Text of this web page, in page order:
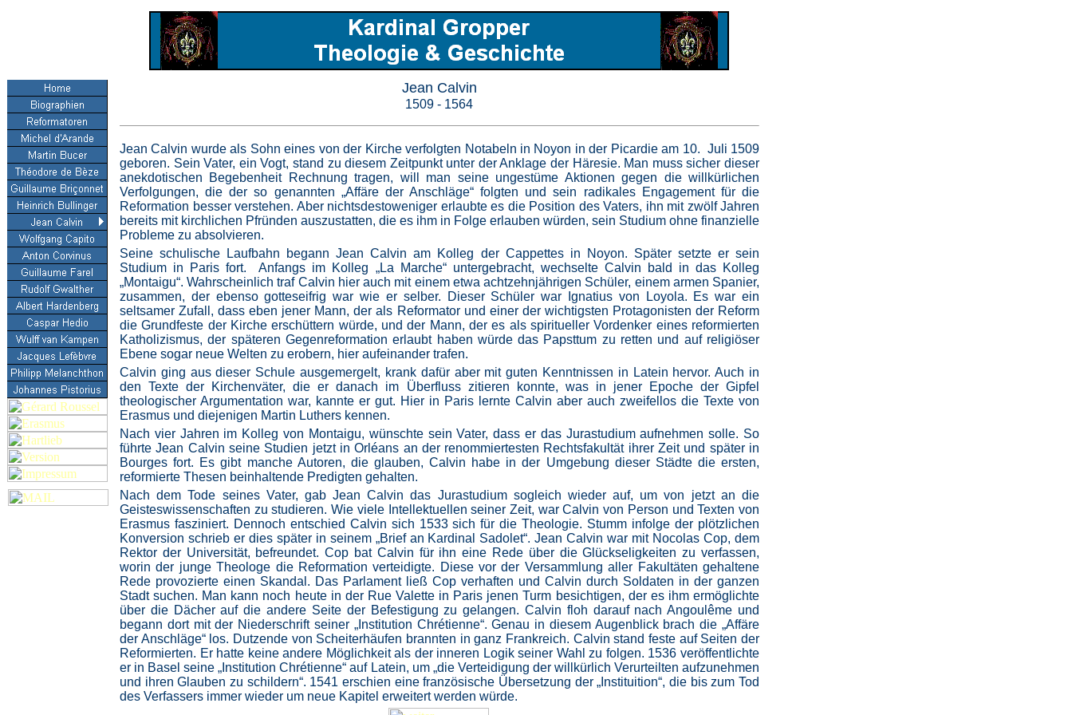
Jean Calvin
1509 - 1564
Jean Calvin wurde als Sohn eines von der Kirche verfolgten Notabeln in Noyon in der Picardie am 10. Juli 1509
geboren. Sein Vater, ein Vogt, stand zu diesem Zeitpunkt unter der Anklage der Häresie. Man muss sicher dieser
anekdotischen Begebenheit Rechnung tragen, will man seine ungestüme Aktionen gegen die willkürlichen
Verfolgungen, die der so genannten „Affäre der Anschläge“ folgten und sein radikales Engagement für die
Reformation besser verstehen. Aber nichtsdestoweniger erlaubte es die Position des Vaters, ihn mit zwölf Jahren
bereits mit kirchlichen Pfründen auszustatten, die es ihm in Folge erlauben würden, sein Studium ohne finanzielle
Probleme zu absolvieren.
Seine schulische Laufbahn begann Jean Calvin am Kolleg der Cappettes in Noyon. Später setzte er sein
Studium in Paris fort. Anfangs im Kolleg „La Marche“ untergebracht, wechselte Calvin bald in das Kolleg
„Montaigu“. Wahrscheinlich traf Calvin hier auch mit einem etwa achtzehnjährigen Schüler, einem armen Spanier,
zusammen, der ebenso gotteseifrig war wie er selber. Dieser Schüler war Ignatius von Loyola. Es war ein
seltsamer Zufall, dass eben jener Mann, der als Reformator und einer der wichtigsten Protagonisten der Reform
die Grundfeste der Kirche erschüttern würde, und der Mann, der es als spiritueller Vordenker eines reformierten
Katholizismus, der späteren Gegenreformation erlaubt haben würde das Papsttum zu retten und auf religiöser
Ebene sogar neue Welten zu erobern, hier aufeinander trafen.
Calvin ging aus dieser Schule ausgemergelt, krank dafür aber mit guten Kenntnissen in Latein hervor. Auch in
den Texte der Kirchenväter, die er danach im Überfluss zitieren konnte, was in jener Epoche der Gipfel
theologischer Argumentation war, kannte er gut. Hier in Paris lernte Calvin aber auch zweifellos die Texte von
Erasmus und diejenigen Martin Luthers kennen.
Nach vier Jahren im Kolleg von Montaigu, wünschte sein Vater, dass er das Jurastudium aufnehmen solle. So
führte Jean Calvin seine Studien jetzt in Orléans an der renommiertesten Rechtsfakultät ihrer Zeit und später in
Bourges fort. Es gibt manche Autoren, die glauben, Calvin habe in der Umgebung dieser Städte die ersten,
reformierte Thesen beinhaltende Predigten gehalten.
Nach dem Tode seines Vater, gab Jean Calvin das Jurastudium sogleich wieder auf, um von jetzt an die
Geisteswissenschaften zu studieren. Wie viele Intellektuellen seiner Zeit, war Calvin von Person und Texten von
Erasmus fasziniert. Dennoch entschied Calvin sich 1533 sich für die Theologie. Stumm infolge der plötzlichen
Konversion schrieb er dies später in seinem „Brief an Kardinal Sadolet“. Jean Calvin war mit Nocolas Cop, dem
Rektor der Universität, befreundet. Cop bat Calvin für ihn eine Rede über die Glückseligkeiten zu verfassen,
worin der junge Theologe die Reformation verteidigte. Diese vor der Versammlung aller Fakultäten gehaltene
Rede provozierte einen Skandal. Das Parlament ließ Cop verhaften und Calvin durch Soldaten in der ganzen
Stadt suchen. Man kann noch heute in der Rue Valette in Paris jenen Turm besichtigen, der es ihm ermöglichte
über die Dächer auf die andere Seite der Befestigung zu gelangen. Calvin floh darauf nach Angoulême und
begann dort mit der Niederschrift seiner „Institution Chrétienne“. Genau in diesem Augenblick brach die „Affäre
der Anschläge“ los. Dutzende von Scheiterhäufen brannten in ganz Frankreich. Calvin stand feste auf Seiten der
Reformierten. Er hatte keine andere Möglichkeit als der inneren Logik seiner Wahl zu folgen. 1536 veröffentlichte
er in Basel seine „Institution Chrétienne“ auf Latein, um „die Verteidigung der willkürlich Verurteilten aufzunehmen
und ihren Glauben zu schildern“. 1541 erschien eine französische Übersetzung der „Instituition“, die bis zum Tod
des Verfassers immer wieder um neue Kapitel erweitert werden würde.